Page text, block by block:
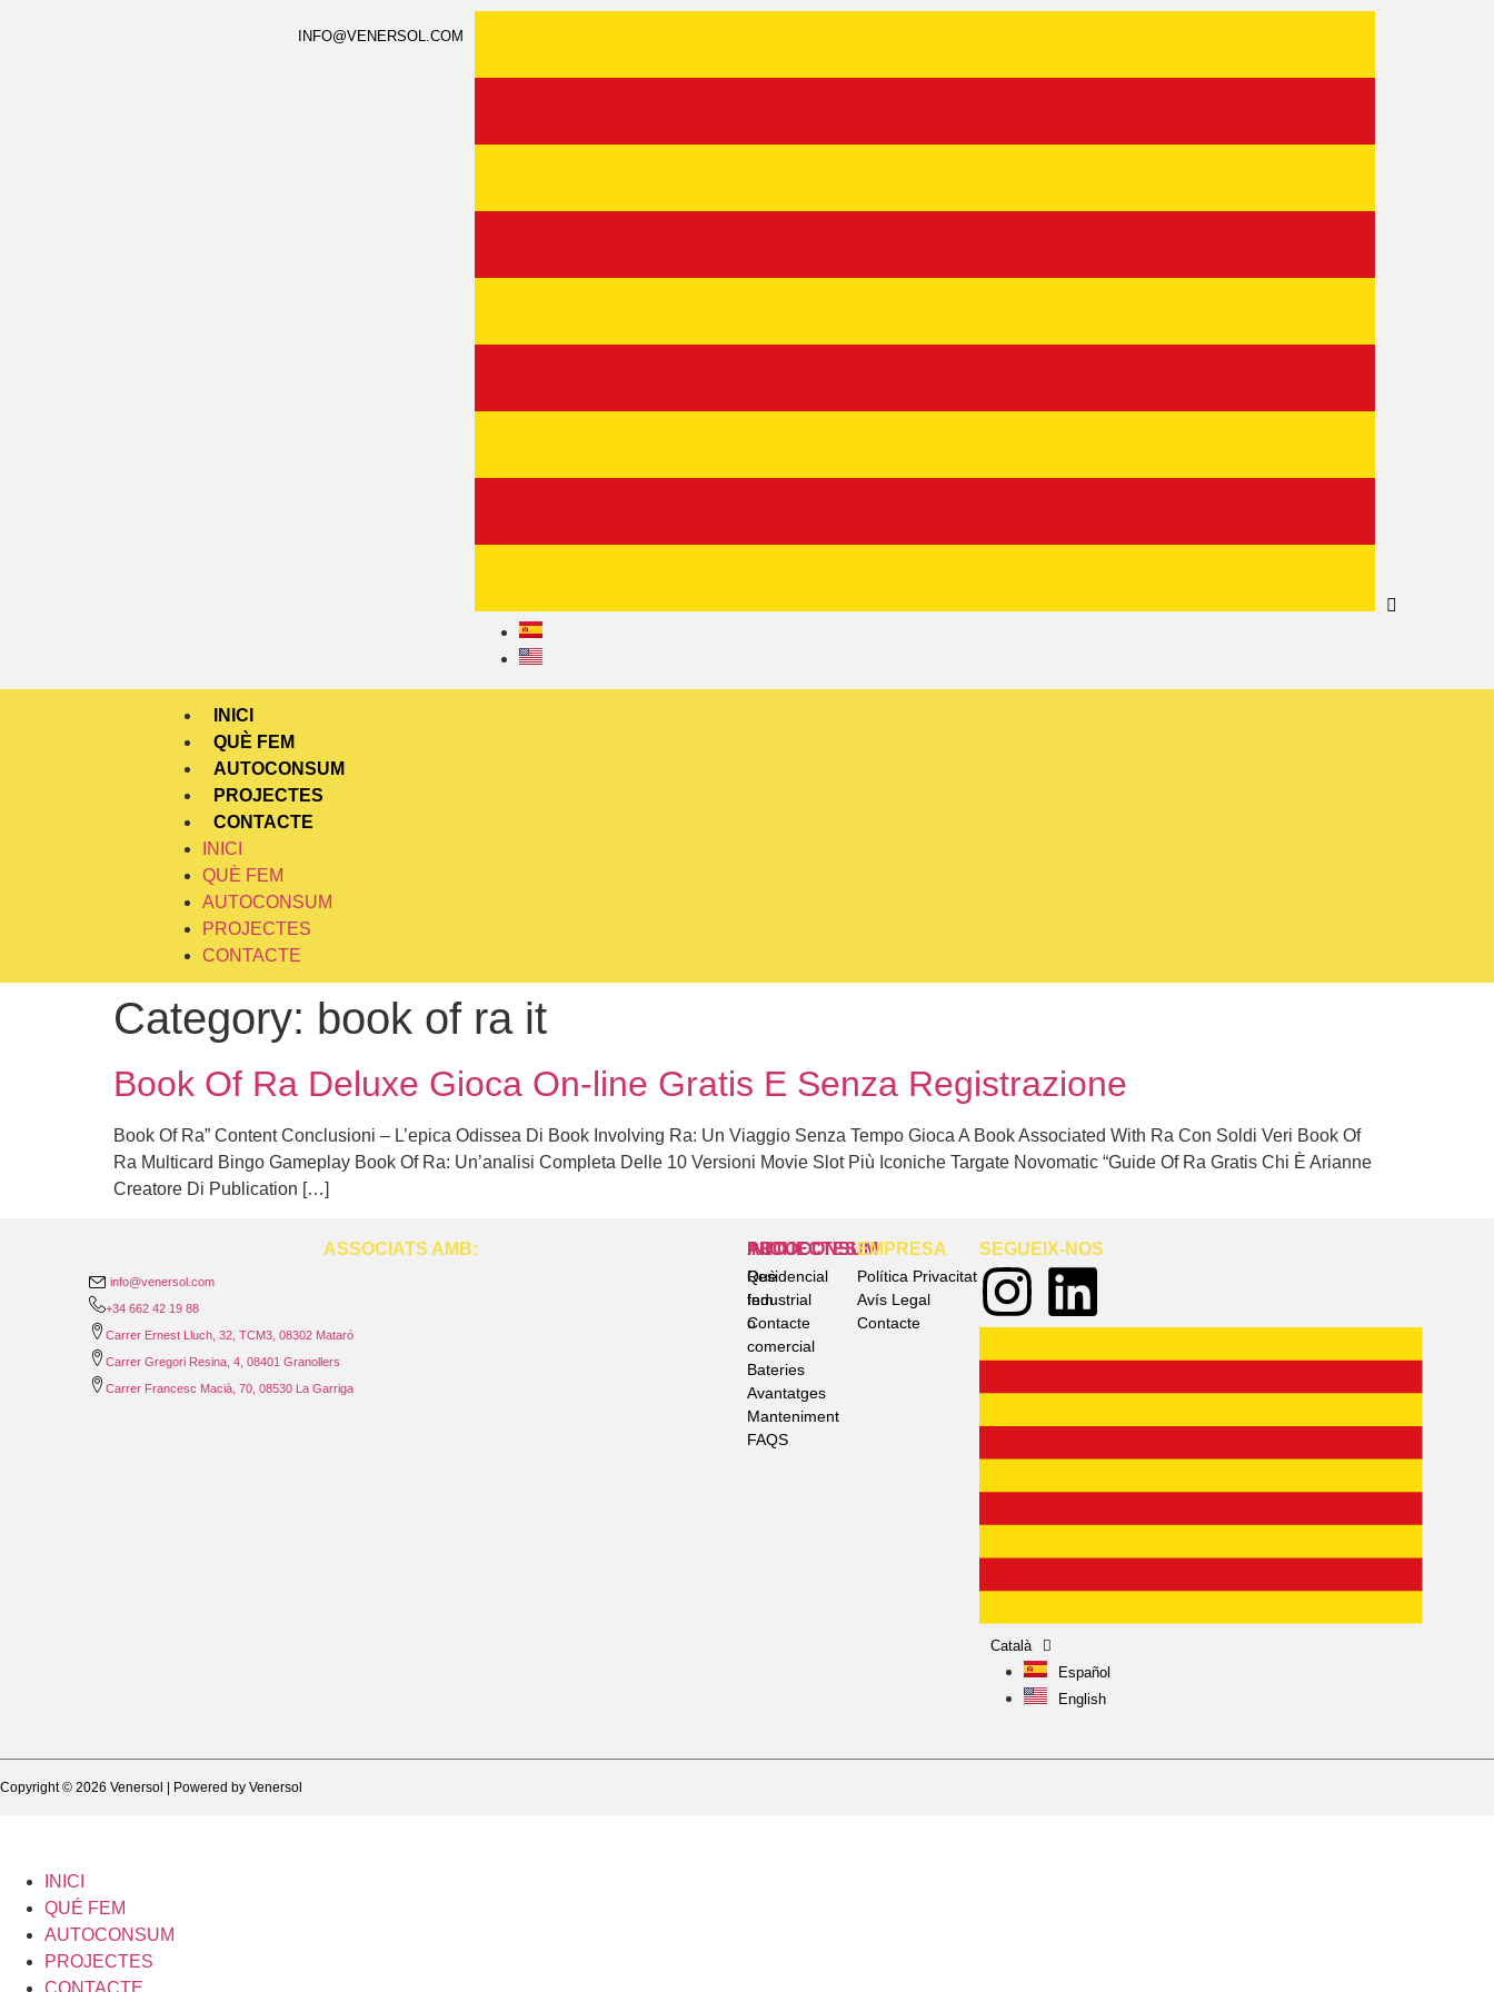
INFO@VENERSOL.COM
INICI
QUÈ FEM
AUTOCONSUM
PROJECTES
CONTACTE
INICI
QUÈ FEM
AUTOCONSUM
PROJECTES
CONTACTE
Category: book of ra it
Book Of Ra Deluxe Gioca On-line Gratis E Senza Registrazione
Book Of Ra” Content Conclusioni – L’epica Odissea Di Book Involving Ra: Un Viaggio Senza Tempo Gioca A Book Associated With Ra Con Soldi Veri Book Of
Ra Multicard Bingo Gameplay Book Of Ra: Un’analisi Completa Delle 10 Versioni Movie Slot Più Iconiche Targate Novomatic “Guide Of Ra Gratis Chi È Arianne
Creatore Di Publication […]
info@venersol.com
+34 662 42 19 88
Carrer Ernest Lluch, 32, TCM3, 08302 Mataró
Carrer Gregori Resina, 4, 08401 Granollers
Carrer Francesc Macià, 70, 08530 La Garriga
ASSOCIATS AMB: INICI
Què
fem
Contacte
AUTOCONSUM
Residencial
Industrial
o
comercial
Bateries
Avantatges
Manteniment
FAQS
PROJECTESEMPRESA
Política Privacitat
Avís Legal
Contacte
SEGUEIX-NOS
Català
Español
English
Copyright © 2026 Venersol | Powered by Venersol
INICI
QUÉ FEM
AUTOCONSUM
PROJECTES
CONTACTE